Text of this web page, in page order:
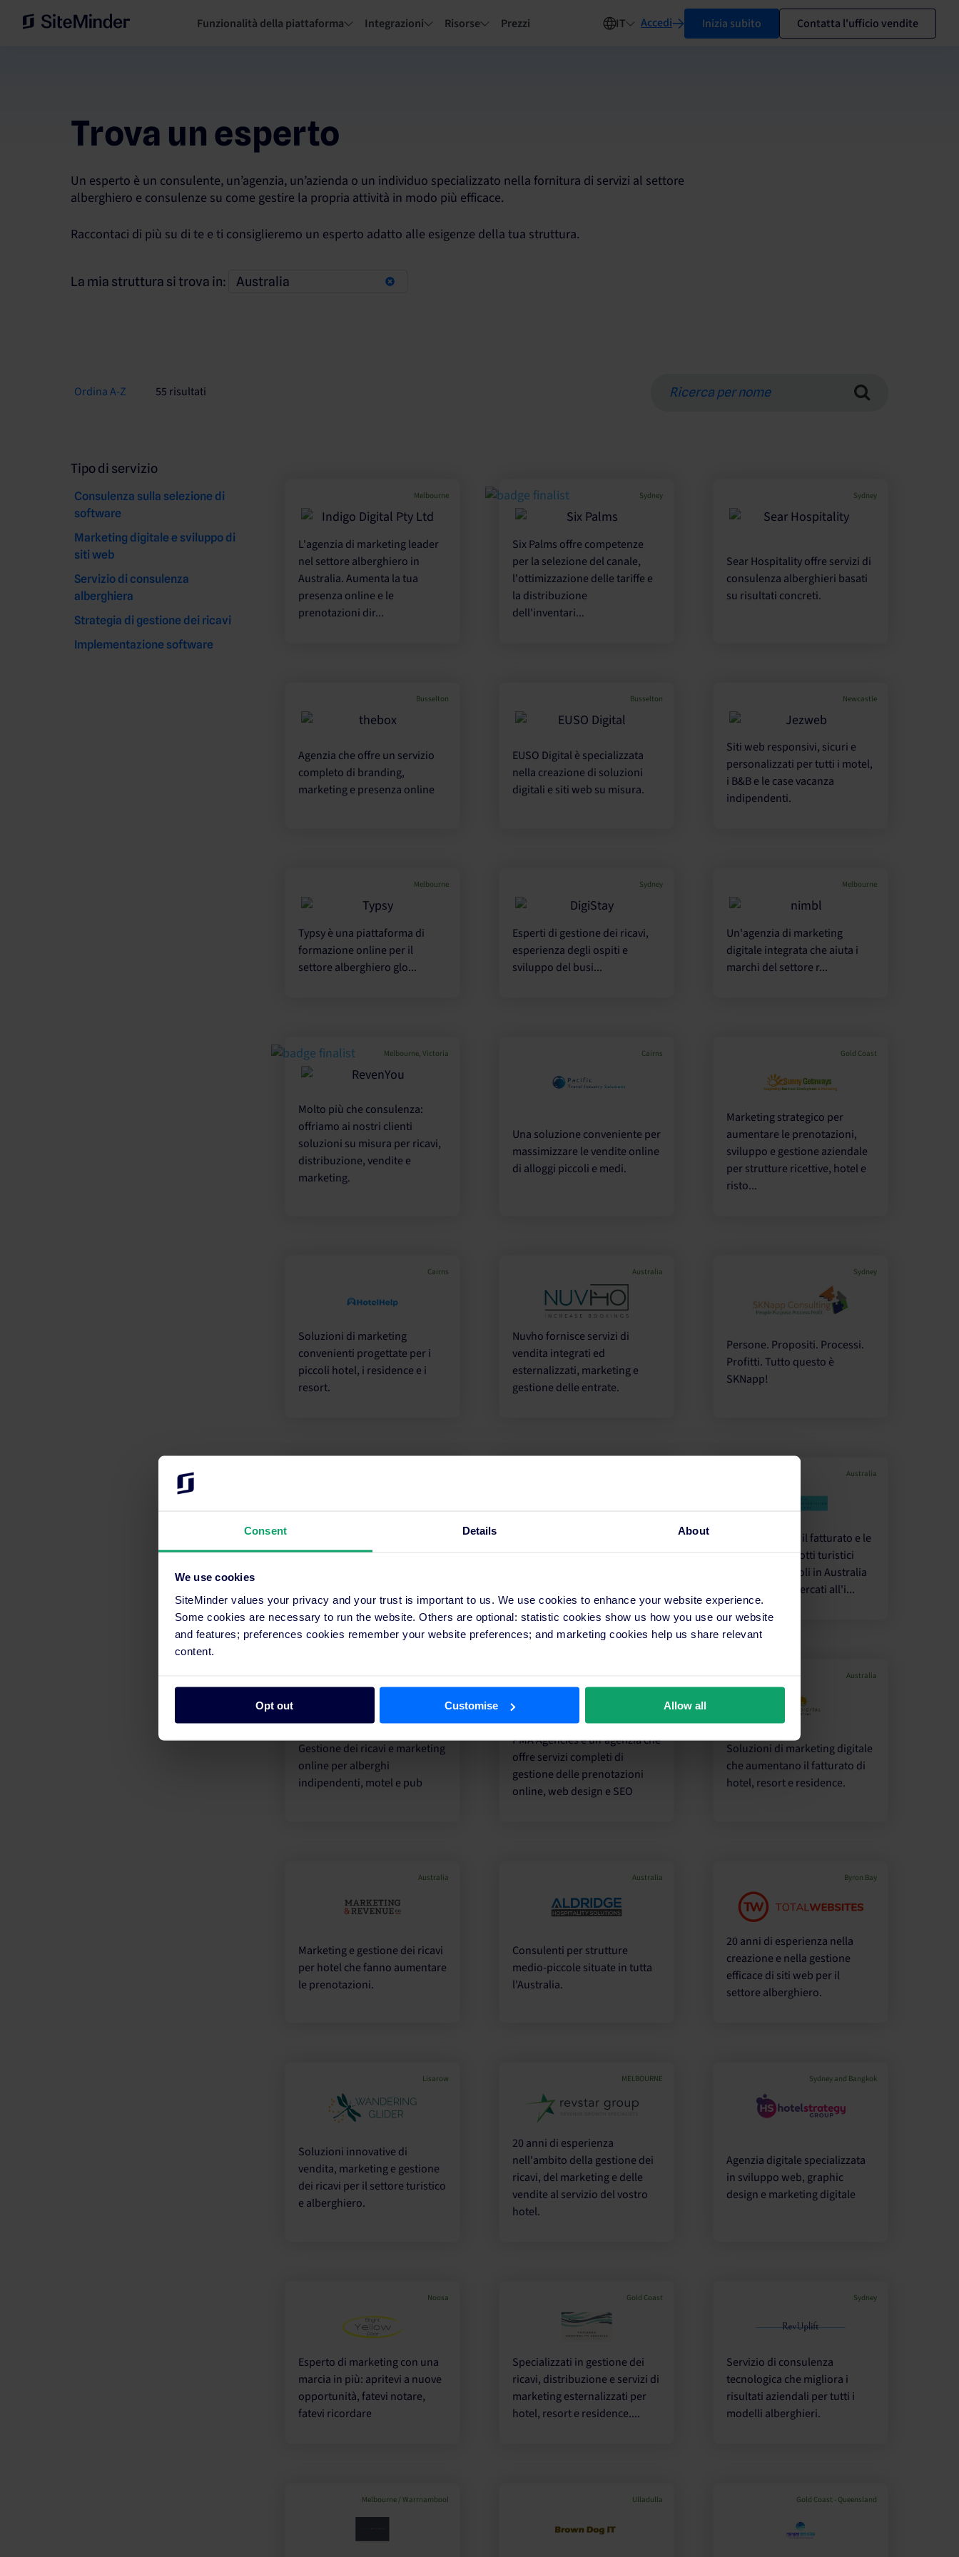
Consent Details About
We use cookies
SiteMinder values your privacy and your trust is important to us. We use cookies to enhance your website experience.
Some cookies are necessary to run the website. Others are optional: statistic cookies show us how you use our website
and features; preferences cookies remember your website preferences; and marketing cookies help us share relevant
content.
Opt out Customise Allow all
Funzionalità della piattaforma Integrazioni Risorse Prezzi IT Accedi Inizia subito Contatta l'ufficio vendite
Trova un esperto
Un esperto è un consulente, un’agenzia, un’azienda o un individuo specializzato nella fornitura di servizi al settore
alberghiero e consulenze su come gestire la propria attività in modo più efficace.
Raccontaci di più su di te e ti consiglieremo un esperto adatto alle esigenze della tua struttura.
La mia struttura si trova in:
Ordina A-Z 55 risultati
Tipo di servizio
Consulenza sulla selezione di
software
Marketing digitale e sviluppo di
siti web
Servizio di consulenza
alberghiera
Strategia di gestione dei ricavi
Implementazione software
Melbourne
L'agenzia di marketing leader
nel settore alberghiero in
Australia. Aumenta la tua
presenza online e le
prenotazioni dir...
Sydney
Six Palms offre competenze
per la selezione del canale,
l'ottimizzazione delle tariffe e
la distribuzione
dell'inventari...
Sydney
Sear Hospitality offre servizi di
consulenza alberghieri basati
su risultati concreti.
Busselton
Agenzia che offre un servizio
completo di branding,
marketing e presenza online
Busselton
EUSO Digital è specializzata
nella creazione di soluzioni
digitali e siti web su misura.
Newcastle
Siti web responsivi, sicuri e
personalizzati per tutti i motel,
i B&B e le case vacanza
indipendenti.
Melbourne
Typsy è una piattaforma di
formazione online per il
settore alberghiero glo...
Sydney
Esperti di gestione dei ricavi,
esperienza degli ospiti e
sviluppo del busi...
Melbourne
Un'agenzia di marketing
digitale integrata che aiuta i
marchi del settore r...
Melbourne, Victoria
Molto più che consulenza:
offriamo ai nostri clienti
soluzioni su misura per ricavi,
distribuzione, vendite e
marketing.
Cairns
Una soluzione conveniente per
massimizzare le vendite online
di alloggi piccoli e medi.
Gold Coast
Marketing strategico per
aumentare le prenotazioni,
sviluppo e gestione aziendale
per strutture ricettive, hotel e
risto...
Cairns
Soluzioni di marketing
convenienti progettate per i
piccoli hotel, i residence e i
resort.
Australia
Nuvho fornisce servizi di
vendita integrati ed
esternalizzati, marketing e
gestione delle entrate.
Sydney
Persone. Propositi. Processi.
Profitti. Tutto questo è
SKNapp!
Servizio di consulenza
Australia
Massimizziamo il fatturato e le
vendite di prodotti turistici
rappresentandoli in Australia
sui principali mercati all'i...
Gestione dei ricavi e marketing
online per alberghi
indipendenti, motel e pub
PMA Agencies è un'agenzia che
offre servizi completi di
gestione delle prenotazioni
online, web design e SEO
Australia
Soluzioni di marketing digitale
che aumentano il fatturato di
hotel, resort e residence.
Australia
Marketing e gestione dei ricavi
per hotel che fanno aumentare
le prenotazioni.
Australia
Consulenti per strutture
medio-piccole situate in tutta
l'Australia.
Byron Bay
20 anni di esperienza nella
creazione e nella gestione
efficace di siti web per il
settore alberghiero.
Lisarow
Soluzioni innovative di
vendita, marketing e gestione
dei ricavi per il settore turistico
e alberghiero.
MELBOURNE
20 anni di esperienza
nell'ambito della gestione dei
ricavi, del marketing e delle
vendite al servizio del vostro
hotel.
Sydney and Bangkok
Agenzia digitale specializzata
in sviluppo web, graphic
design e marketing digitale
Noosa
Esperto di marketing con una
marcia in più: apritevi a nuove
opportunità, fatevi notare,
fatevi ricordare
Gold Coast
Specializzati in gestione dei
ricavi, distribuzione e servizi di
marketing esternalizzati per
hotel, resort e residence....
Sydney
Servizio di consulenza
tecnologica che migliora i
risultati aziendali per tutti i
modelli alberghieri.
Melbourne / Warrnambool Ulladulla Gold Coast - Queensland